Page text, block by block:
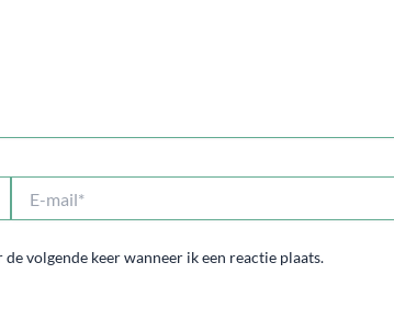
mail*
volgende keer wanneer ik een reactie plaats.